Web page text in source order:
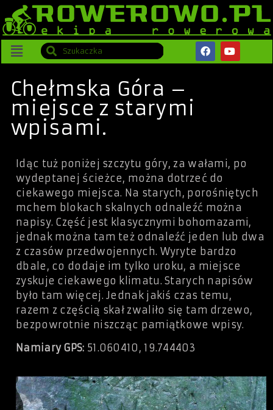
Chełmska Góra –
miejsce z starymi
wpisami.
Idąc tuż poniżej szczytu góry, za wałami, po
wydeptanej ścieżce, można dotrzeć do
ciekawego miejsca. Na starych, porośniętych
mchem blokach skalnych odnaleźć można
napisy. Część jest klasycznymi bohomazami,
jednak można tam też odnaleźć jeden lub dwa
z czasów przedwojennych. Wyryte bardzo
dbale, co dodaje im tylko uroku, a miejsce
zyskuje ciekawego klimatu. Starych napisów
było tam więcej. Jednak jakiś czas temu,
razem z częścią skał zwaliło się tam drzewo,
bezpowrotnie niszcząc pamiątkowe wpisy.
Namiary GPS: 51.060410, 19.744403